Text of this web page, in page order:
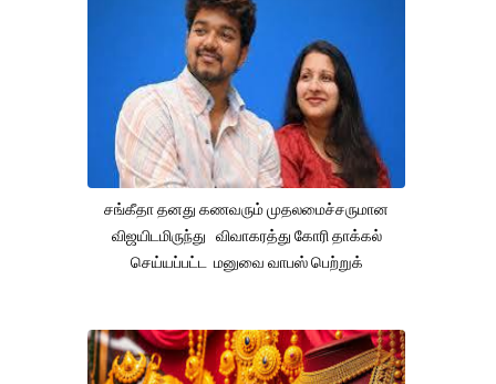
சங்கீதா தனது கணவரும் முதலமைச்சருமான
விஜயிடமிருந்து விவாகரத்து கோரி தாக்கல்
செய்யப்பட்ட மனுவை வாபஸ் பெற்றுக்